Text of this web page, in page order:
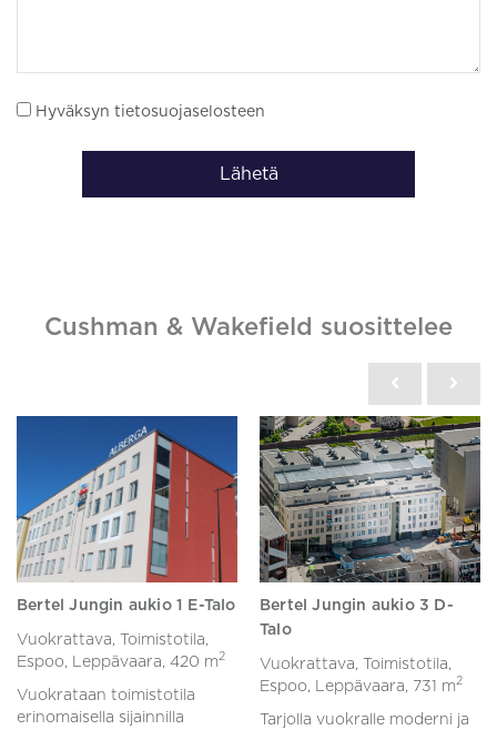
Hyväksyn tietosuojaselosteen
Lähetä
Cushman & Wakefield suosittelee
Bertel Jungin aukio 1 E-Talo
Vuokrattava, Toimistotila,
Espoo, Leppävaara, 420 m2
Vuokrataan toimistotila
erinomaisella sijainnilla
Bertel Jungin aukio 3 D-
Talo
Vuokrattava, Toimistotila,
Espoo, Leppävaara, 731 m2
Tarjolla vuokralle moderni ja